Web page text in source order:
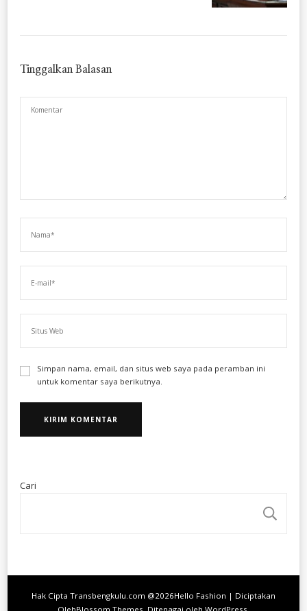
Tinggalkan Balasan
Simpan nama, email, dan situs web saya pada peramban ini
untuk komentar saya berikutnya.
Cari
Hak Cipta Transbengkulu.com @2026Hello Fashion | Diciptakan